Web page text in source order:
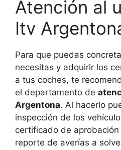
Atención al
Itv
Para que puedas
necesitas y adquirir los
a tus coches, te
el departamento de
Argentona. Al hacerlo
inspección de los
certificado de
reporte de averías a